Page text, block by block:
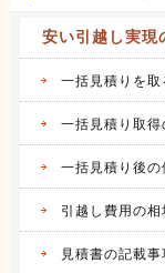
安い引越し実現
一括見積りを取
一括見積り取得
一括見積り後の
引越し費用の相
見積書の記載事